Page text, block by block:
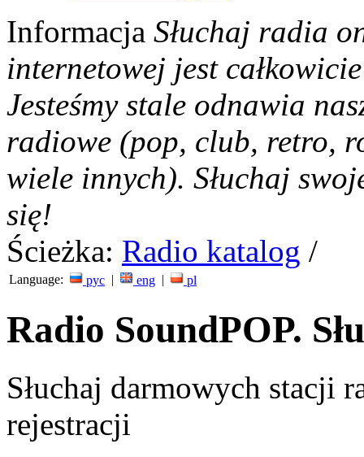
Informacja Słuchaj radia
internetowej jest
Jesteśmy stale odnawia
radiowe (pop, club, retro,
wiele innych). Słuchaj
się!
Ścieżka: Radio katalog /
Language: рус | eng | pl
Radio SoundPOP.
Słuchaj darmowych stacji
rejestracji